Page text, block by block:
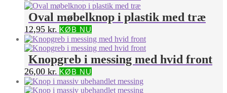
Oval møbelknop i plastik med træ
12,95 kr. KØB NU
Knopgreb i messing med hvid front
26,00 kr. KØB NU